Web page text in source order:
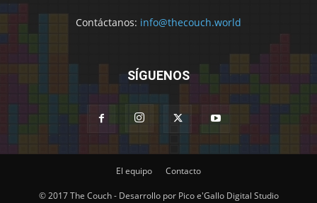
Contáctanos: info@thecouch.world
SÍGUENOS
El equipo Contacto
© 2017 The Couch - Desarrollo por Pico e'Gallo Digital Studio